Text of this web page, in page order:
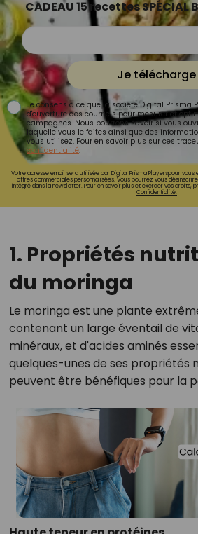
CADEAU 15 recettes SPÉCIAL
Je télécharge
Je consens à ce que la société Digital Prisma
d'ouverture des courriels pour mesurer et
campagnes. Nous pourrons savoir si vous
laquelle vous le faites ainsi que des
vous utilisez. Pour en savoir plus sur ces
confidentialité.
Votre adresse email sera utilisée par Digital Prisma Playerspour
offres commerciales personnalisées. Vous pourrez vous
intégré dans la newsletter. Pour en savoir plus et exercer vos droits,
Confidentialité.
1. Propriétés
du moringa
Le moringa est une plante
contenant un large éventail de
minéraux, et d'acides aminés
quelques-unes de ses propriétés
peuvent être bénéfiques pour la